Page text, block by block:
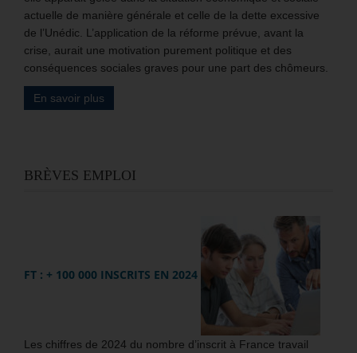
actuelle de manière générale et celle de la dette excessive
de l’Unédic. L’application de la réforme prévue, avant la
crise, aurait une motivation purement politique et des
conséquences sociales graves pour une part des chômeurs.
En savoir plus
BRÈVES EMPLOI
FT : + 100 000 INSCRITS EN 2024
Les chiffres de 2024 du nombre d’inscrit à France travail